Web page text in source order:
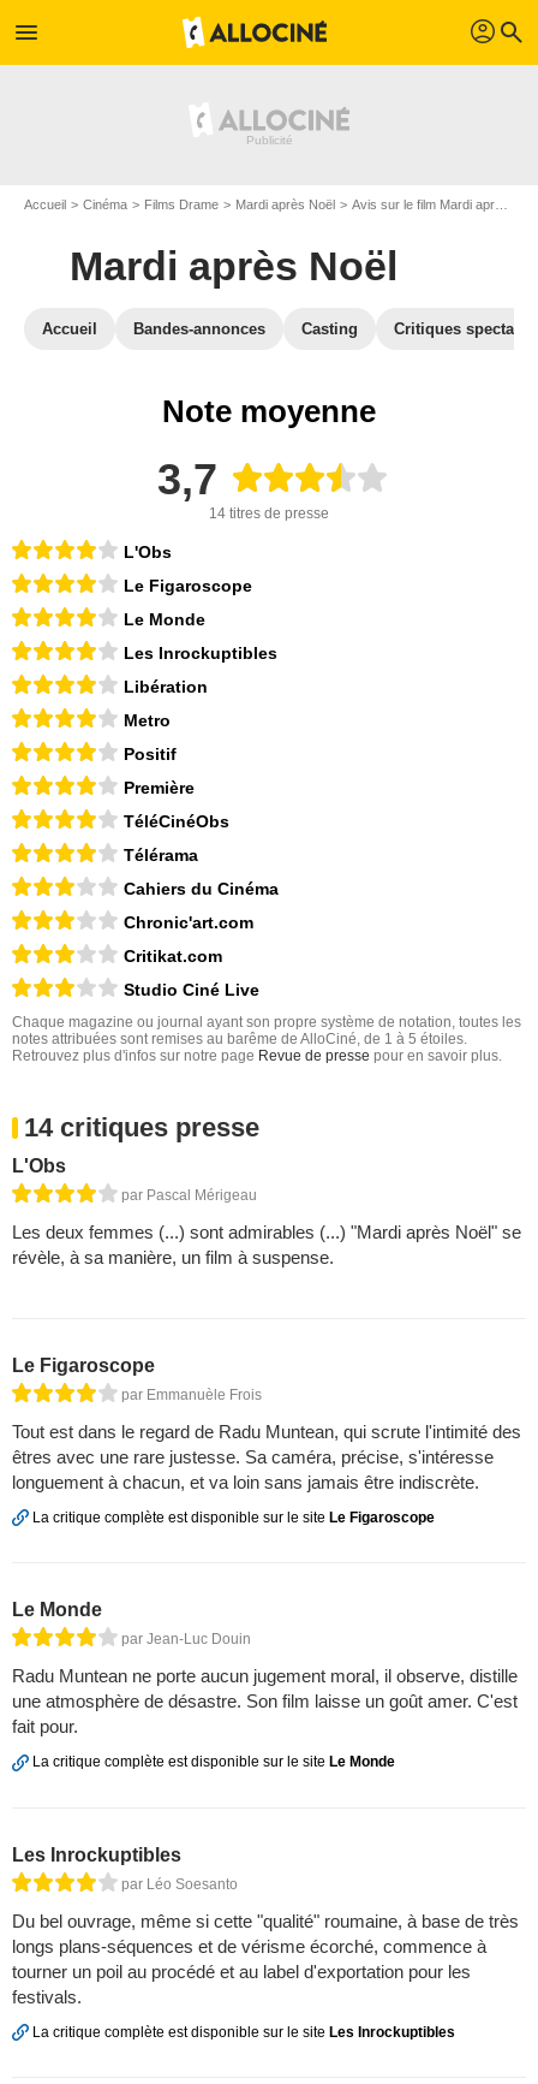
menu profil search
Accueil Cinéma Films Drame Mardi après Noël Avis sur le film Mardi après Noël
Mardi après Noël
Accueil Bandes-annonces Casting Critiques
Note moyenne
3,7
14 titres de presse
L'Obs
Le Figaroscope
Le Monde
Les Inrockuptibles
Libération
Metro
Positif
Première
TéléCinéObs
Télérama
Cahiers du Cinéma
Chronic'art.com
Critikat.com
Studio Ciné Live
Chaque magazine ou journal ayant son propre système de notation, toutes les
notes attribuées sont remises au barême de AlloCiné, de 1 à 5 étoiles.
Retrouvez plus d'infos sur notre page Revue de presse pour en savoir plus.
14 critiques presse
L'Obs
par Pascal Mérigeau
Les deux femmes (...) sont admirables (...) "Mardi après Noël" se
révèle, à sa manière, un film à suspense.
Le Figaroscope
par Emmanuèle Frois
Tout est dans le regard de Radu Muntean, qui scrute l'intimité des
êtres avec une rare justesse. Sa caméra, précise, s'intéresse
longuement à chacun, et va loin sans jamais être indiscrète.
La critique complète est disponible sur le site Le Figaroscope
Le Monde
par Jean-Luc Douin
Radu Muntean ne porte aucun jugement moral, il observe, distille
une atmosphère de désastre. Son film laisse un goût amer. C'est
fait pour.
La critique complète est disponible sur le site Le Monde
Les Inrockuptibles
par Léo Soesanto
Du bel ouvrage, même si cette "qualité" roumaine, à base de très
longs plans-séquences et de vérisme écorché, commence à
tourner un poil au procédé et au label d'exportation pour les
festivals.
La critique complète est disponible sur le site Les Inrockuptibles